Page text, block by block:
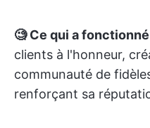
🧐 Ce qui a fonctionné
clients à l'honneur,
communauté de
renforçant sa